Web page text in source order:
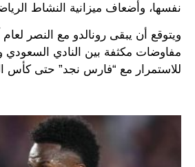
نفسها، وأضعاف ميزانية النشاط
ويتوقع أن يبقى رونالدو مع النصر
للاستمرار مع “فارس نجد” حتى كأس العالم